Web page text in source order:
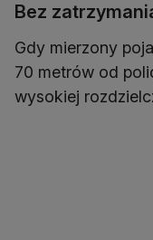
Bez
Gdy mierzony
70 metrów od
wysokiej